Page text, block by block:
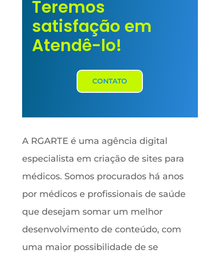
Teremos
satisfação em
Atendê-lo!
CONTATO
A RGARTE é uma agência digital
especialista em criação de sites para
médicos. Somos procurados há anos
por médicos e profissionais de saúde
que desejam somar um melhor
desenvolvimento de conteúdo, com
uma maior possibilidade de se